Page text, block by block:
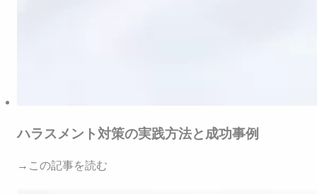
ハラスメント対策の実践方法と成功事例
→この記事を読む